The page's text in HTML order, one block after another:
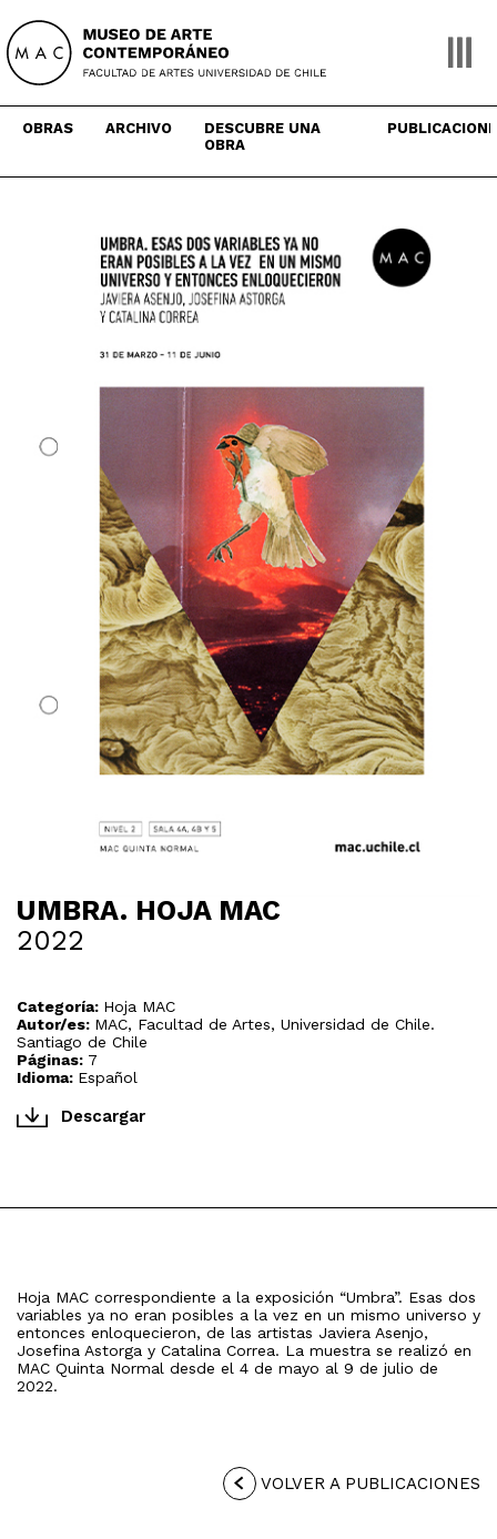
content
OBRAS ARCHIVO
DESCUBRE UNA
OBRA
UMBRA. HOJA MAC
2022
Categoría: Hoja MAC
Autor/es: MAC, Facultad de Artes, Universidad de Chile.
Santiago de Chile
Páginas: 7
Idioma: Español
Descargar
Hoja MAC correspondiente a la exposición “Umbra”. Esas dos
variables ya no eran posibles a la vez en un mismo universo y
entonces enloquecieron, de las artistas Javiera Asenjo,
Josefina Astorga y Catalina Correa. La muestra se realizó en
MAC Quinta Normal desde el 4 de mayo al 9 de julio de
2022.
VOLVER A PUBLICACIONES